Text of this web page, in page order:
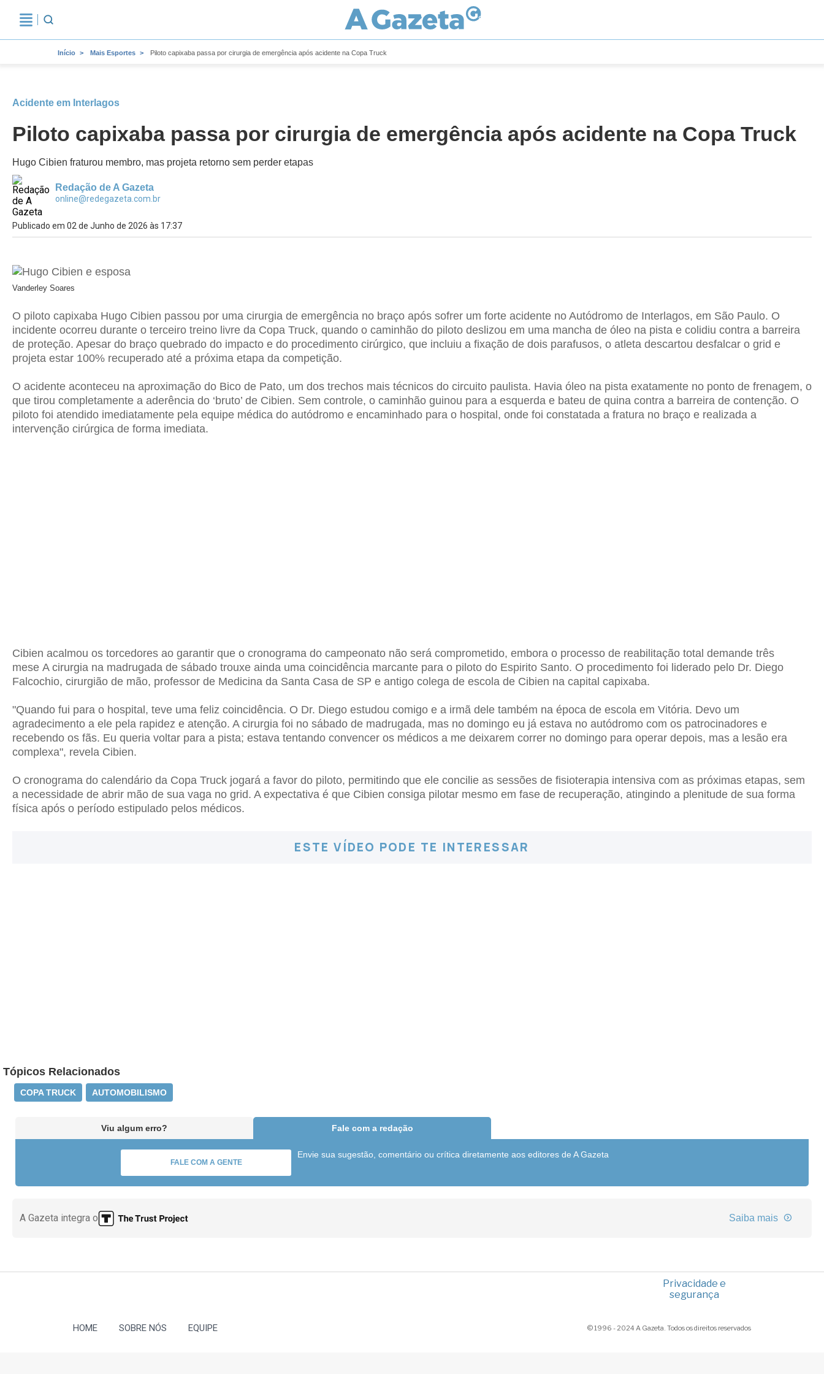
Início Mais Esportes Piloto capixaba passa por cirurgia de emergência após acidente na Copa Truck
Acidente em Interlagos
Piloto capixaba passa por cirurgia de emergência após acidente na Copa Truck
Hugo Cibien fraturou membro, mas projeta retorno sem perder etapas
Redação de A Gazeta
online@redegazeta.com.br
Publicado em 02 de Junho de 2026 às 17:37
Vanderley Soares
O piloto capixaba Hugo Cibien passou por uma cirurgia de emergência no braço após sofrer um forte acidente no Autódromo de Interlagos, em São Paulo. O
incidente ocorreu durante o terceiro treino livre da Copa Truck, quando o caminhão do piloto deslizou em uma mancha de óleo na pista e colidiu contra a barreira
de proteção. Apesar do braço quebrado do impacto e do procedimento cirúrgico, que incluiu a fixação de dois parafusos, o atleta descartou desfalcar o grid e
projeta estar 100% recuperado até a próxima etapa da competição.
O acidente aconteceu na aproximação do Bico de Pato, um dos trechos mais técnicos do circuito paulista. Havia óleo na pista exatamente no ponto de frenagem, o
que tirou completamente a aderência do ‘bruto’ de Cibien. Sem controle, o caminhão guinou para a esquerda e bateu de quina contra a barreira de contenção. O
piloto foi atendido imediatamente pela equipe médica do autódromo e encaminhado para o hospital, onde foi constatada a fratura no braço e realizada a
intervenção cirúrgica de forma imediata.
Cibien acalmou os torcedores ao garantir que o cronograma do campeonato não será comprometido, embora o processo de reabilitação total demande três
mese A cirurgia na madrugada de sábado trouxe ainda uma coincidência marcante para o piloto do Espirito Santo. O procedimento foi liderado pelo Dr. Diego
Falcochio, cirurgião de mão, professor de Medicina da Santa Casa de SP e antigo colega de escola de Cibien na capital capixaba.
"Quando fui para o hospital, teve uma feliz coincidência. O Dr. Diego estudou comigo e a irmã dele também na época de escola em Vitória. Devo um
agradecimento a ele pela rapidez e atenção. A cirurgia foi no sábado de madrugada, mas no domingo eu já estava no autódromo com os patrocinadores e
recebendo os fãs. Eu queria voltar para a pista; estava tentando convencer os médicos a me deixarem correr no domingo para operar depois, mas a lesão era
complexa", revela Cibien.
O cronograma do calendário da Copa Truck jogará a favor do piloto, permitindo que ele concilie as sessões de fisioterapia intensiva com as próximas etapas, sem
a necessidade de abrir mão de sua vaga no grid. A expectativa é que Cibien consiga pilotar mesmo em fase de recuperação, atingindo a plenitude de sua forma
física após o período estipulado pelos médicos.
ESTE VÍDEO PODE TE INTERESSAR
Tópicos Relacionados
COPA TRUCK AUTOMOBILISMO
Viu algum erro? Fale com a redação
FALE COM A GENTE
Envie sua sugestão, comentário ou crítica diretamente aos editores de A Gazeta
A Gazeta integra o Saiba mais
Privacidade e
segurança
HOME SOBRE NÓS EQUIPE © 1996 - 2024 A Gazeta. Todos os direitos reservados